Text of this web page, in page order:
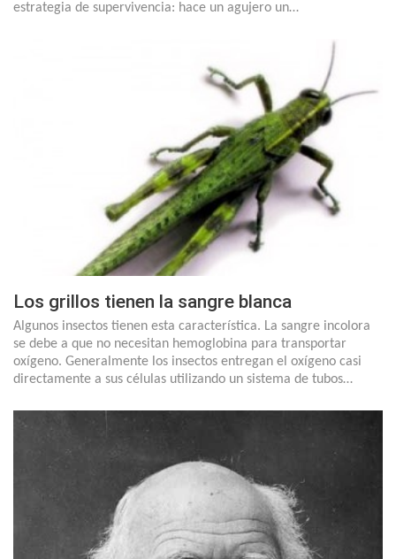
estrategia de supervivencia: hace un agujero un…
Los grillos tienen la sangre blanca
Algunos insectos tienen esta característica. La sangre incolora
se debe a que no necesitan hemoglobina para transportar
oxígeno. Generalmente los insectos entregan el oxígeno casi
directamente a sus células utilizando un sistema de tubos…